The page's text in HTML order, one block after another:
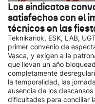
Los sindicatos
satisfechos con el
técnicos en las
Teknikariok, ESK, LAB,
primer convenio de
Vasca, y exigen a la
que llevan un año
completamente
la temporalidad, las
ausencia de los
dificultades para conciliar